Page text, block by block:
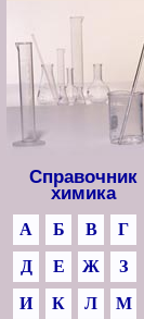
Справочник
химика
А Б В
Г
Д
Е Ж
З
И
К Л
М